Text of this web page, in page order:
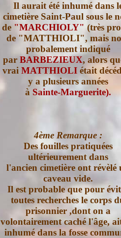
Il aurait été inhumé dans
cimetière Saint-Paul sous le
de "MARCHIOLY" (très
de "MATTHIOLI", mais
probalement indiqué
par BARBEZIEUX, alors
vrai MATTHIOLI était
y a plusieurs années
à Sainte-Marguerite).
4ème Remarque :
Des fouilles pratiquées
ultérieurement dans
l'ancien cimetière ont révèlé
caveau vide.
Il est probable que pour
toutes recherches le corps
prisonnier ,dont on a
volontairement caché l'âge,
inhumé dans la fosse